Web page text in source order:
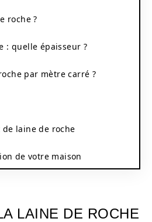
roche ?
: quelle épaisseur ?
par mètre carré ?
laine de roche
de votre maison
LAINE DE ROCHE